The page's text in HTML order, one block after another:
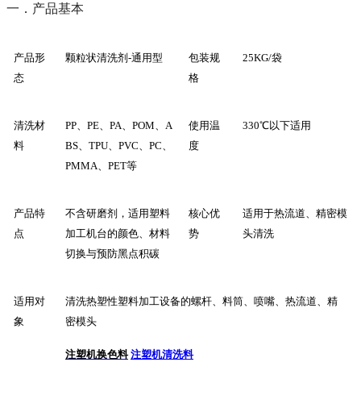
一．产品基本
产品形
态
颗粒状清洗剂-通用型
包装规
格
25KG/袋
清洗材
料
PP、PE、PA、POM、A
BS、TPU、PVC、PC、
PMMA、PET等
使用温
度
330℃以下适用
产品特
点
不含研磨剂，适用塑料
加工机台的颜色、材料
切换与预防黑点积碳
核心优
势
适用于热流道、精密模
头清洗
适用对
象
清洗热塑性塑料加工设备的螺杆、料筒、喷嘴、热流道、精
密模头
注塑机换色料 注塑机清洗料